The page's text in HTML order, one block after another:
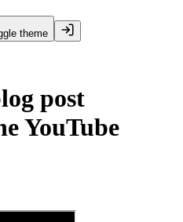
theme
post
YouTube